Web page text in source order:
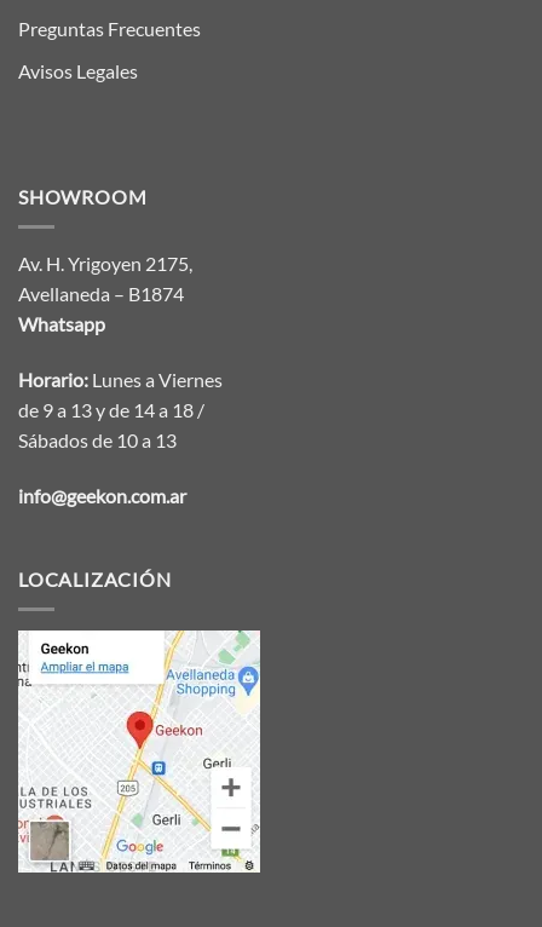
Preguntas Frecuentes
Avisos Legales
SHOWROOM
Av. H. Yrigoyen 2175,
Avellaneda – B1874
Whatsapp
Horario: Lunes a Viernes
de 9 a 13 y de 14 a 18 /
Sábados de 10 a 13
info@geekon.com.ar
LOCALIZACIÓN